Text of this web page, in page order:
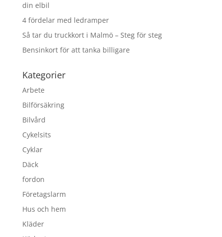
din elbil
4 fördelar med ledramper
Så tar du truckkort i Malmö – Steg för steg
Bensinkort för att tanka billigare
Kategorier
Arbete
Bilförsäkring
Bilvård
Cykelsits
Cyklar
Däck
fordon
Företagslarm
Hus och hem
Kläder